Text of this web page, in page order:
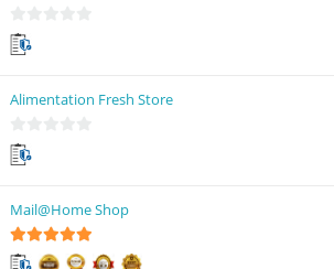
0
s
r
Alimentation Fresh Store
0
s
r
5
Mail@Home Shop
5sur 5